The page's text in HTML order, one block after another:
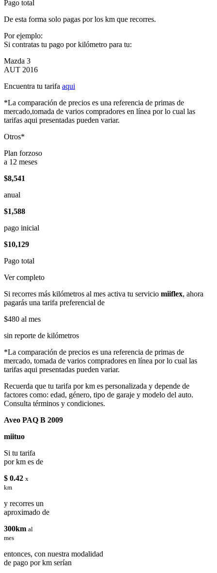
Pago total
De esta forma solo pagas por los km que recorres.
Por ejemplo:
Si contratas tu pago por kilómetro para tu:
Mazda 3
AUT 2016
Encuentra tu tarifa aqui
*La comparación de precios es una referencia de primas de
mercado,tomada de varios compradores en línea por lo cual las
tarifas aqui presentadas pueden variar.
Otros*
Plan forzoso
a 12 meses
$8,541
anual
$1,588
pago inicial
$10,129
Pago total
Ver completo
Si recorres más kilómetros al mes activa tu servicio miiflex, ahora
pagarás una tarifa preferencial de
$480 al mes
sin reporte de kilómetros
*La comparación de precios es una referencia de primas de
mercado, tomada de varios compradores en línea por lo cual las
tarifas aqui presentadas pueden variar.
Recuerda que tu tarifa por km es personalizada y depende de
factores como: edad, género, tipo de garaje y modelo del auto.
Consulta términos y condiciones.
Aveo PAQ B 2009
miituo
Si tu tarifa
por km es de
$ 0.42 x
km
y recorres un
aproximado de
300km al
mes
entonces, con nuestra modalidad
de pago por km serían